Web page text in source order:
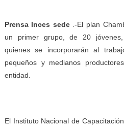
Prensa Inces sede.-El plan
un primer grupo, de 20
quienes se incorporarán al
pequeños y medianos
entidad.
El Instituto Nacional de